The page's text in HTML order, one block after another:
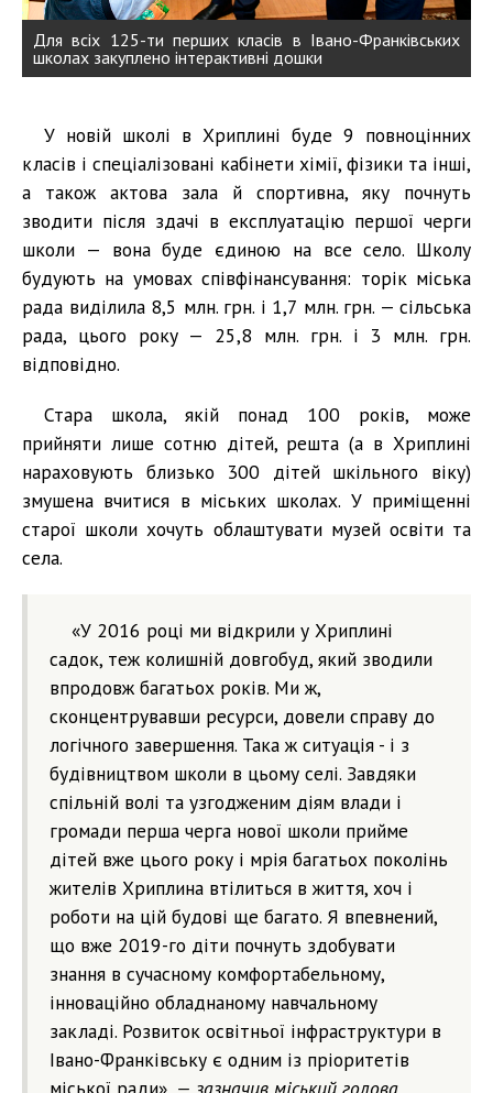
Для всіх 125-ти перших класів в Івано-Франківських
школах закуплено інтерактивні дошки
У новій школі в Хриплині буде 9 повноцінних
класів і спеціалізовані кабінети хімії, фізики та інші,
а також актова зала й спортивна, яку почнуть
зводити після здачі в експлуатацію першої черги
школи — вона буде єдиною на все село. Школу
будують на умовах співфінансування: торік міська
рада виділила 8,5 млн. грн. і 1,7 млн. грн. — сільська
рада, цього року — 25,8 млн. грн. і 3 млн. грн.
відповідно.
Стара школа, якій понад 100 років, може
прийняти лише сотню дітей, решта (а в Хриплині
нараховують близько 300 дітей шкільного віку)
змушена вчитися в міських школах. У приміщенні
старої школи хочуть облаштувати музей освіти та
села.
«У 2016 році ми відкрили у Хриплині
садок, теж колишній довгобуд, який зводили
впродовж багатьох років. Ми ж,
сконцентрувавши ресурси, довели справу до
логічного завершення. Така ж ситуація - і з
будівництвом школи в цьому селі. Завдяки
спільній волі та узгодженим діям влади і
громади перша черга нової школи прийме
дітей вже цього року і мрія багатьох поколінь
жителів Хриплина втілиться в життя, хоч і
роботи на цій будові ще багато. Я впевнений,
що вже 2019-го діти почнуть здобувати
знання в сучасному комфортабельному,
інноваційно обладнаному навчальному
закладі. Розвиток освітньої інфраструктури в
Івано-Франківську є одним із пріоритетів
міської ради», — зазначив міський голова